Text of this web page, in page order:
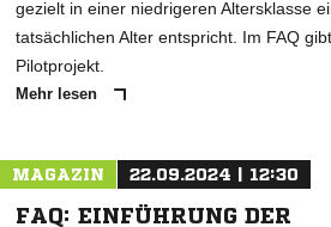
gezielt in einer niedrigeren Altersklasse
tatsächlichen Alter entspricht. Im FAQ
Pilotprojekt.
Mehr lesen
MAGAZIN 22.09.2024 | 12:30
FAQ: EINFÜHRUNG DER